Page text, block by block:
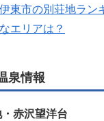
東市の別荘地ラン
エリアは？
泉情報
赤沢望洋台